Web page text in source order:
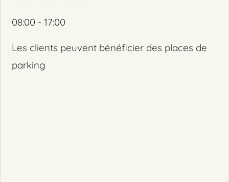
08:00 - 17:00
Les clients peuvent bénéficier des places de
parking